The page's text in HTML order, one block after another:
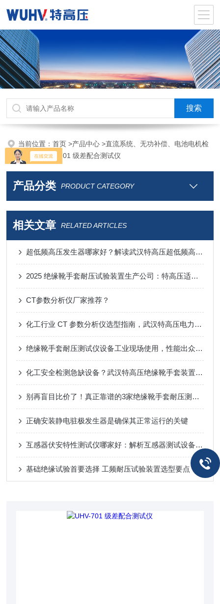
当前位置：首页>产品中心>直流系统、无功补偿、电池电机检
测仪器>UHV-701 级差配合测试仪
产品分类 PRODUCT CATEGORY
相关文章 RELATED ARTICLES
超低频高压发生器哪家好？解读武汉特高压超低频高压发生器的设计思路
2025 绝缘靴手套耐压试验装置生产公司：特高压适配化工场景 安全高效获信赖
CT参数分析仪厂家推荐？
化工行业 CT 参数分析仪选型指南，武汉特高压电力科技教你避开采购误区
绝缘靴手套耐压测试仪设备工业现场使用，性能出众！筑牢人身安全防线
化工安全检测急缺设备？武汉特高压绝缘靴手套装置，现货口碑双优
别再盲目比价了！真正靠谱的3家绝缘靴手套耐压测试仪生产厂家在这！
正确安装静电驻极发生器是确保其正常运行的关键
互感器伏安特性测试仪哪家好：解析互感器测试设备，看武汉特高压如何应对
基础绝缘试验首要选择 工频耐压试验装置选型要点